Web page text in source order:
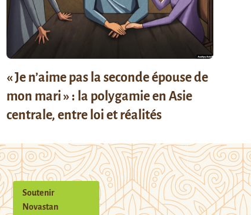
« Je n’aime pas la seconde épouse de
mon mari » : la polygamie en Asie
centrale, entre loi et réalités
Soutenir
Novastan